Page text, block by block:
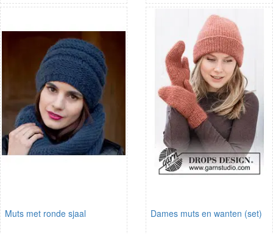
Muts met ronde sjaal Dames muts en wanten (set)